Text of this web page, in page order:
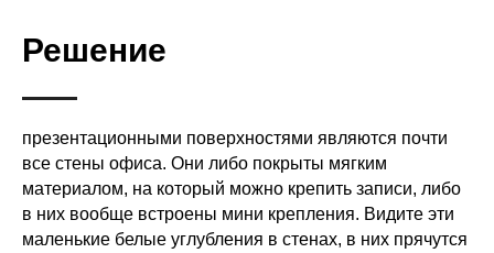
Решение
презентационными поверхностями являются почти
все стены офиса. Они либо покрыты мягким
материалом, на который можно крепить записи, либо
в них вообще встроены мини крепления. Видите эти
маленькие белые углубления в стенах, в них прячутся